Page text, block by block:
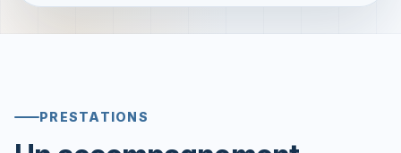
PRESTATIONS